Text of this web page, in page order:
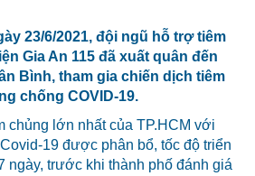
23/6/2021, đội ngũ hỗ trợ tiêm
Gia An 115 đã xuất quân đến
Bình, tham gia chiến dịch tiêm
chống COVID-19.
chủng lớn nhất của TP.HCM với
19 được phân bổ, tốc độ triển
ngày, trước khi thành phố đánh giá